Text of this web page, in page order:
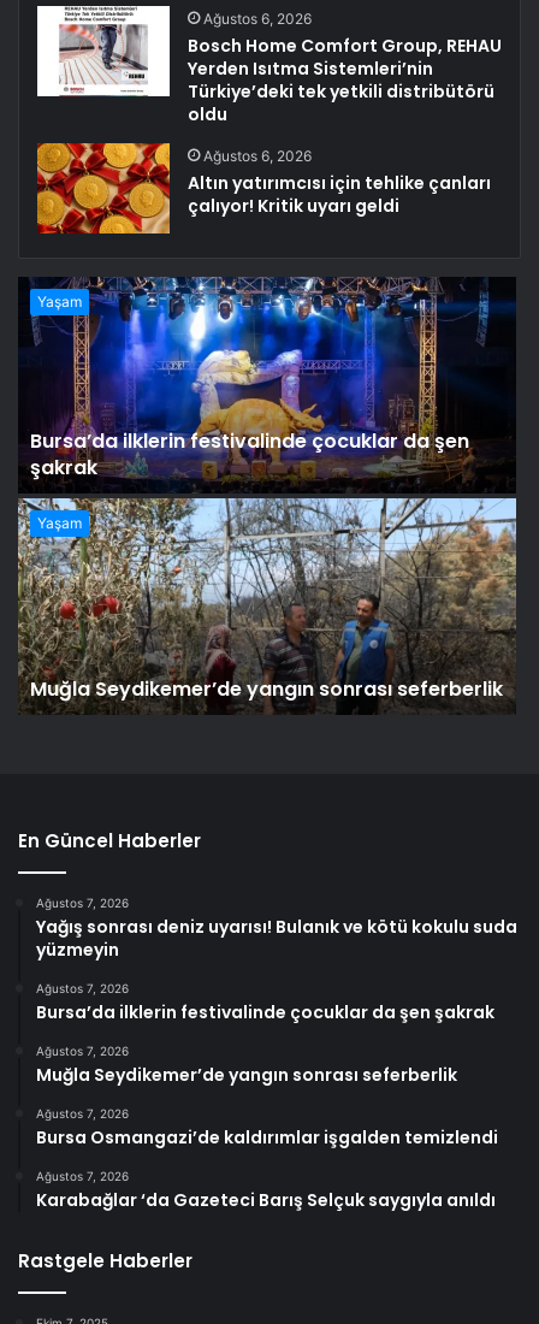
Ağustos 6, 2026
Bosch Home Comfort Group, REHAU
Yerden Isıtma Sistemleri’nin
Türkiye’deki tek yetkili distribütörü
oldu
Ağustos 6, 2026
Altın yatırımcısı için tehlike çanları
çalıyor! Kritik uyarı geldi
Yaşam
Bursa’da ilklerin festivalinde çocuklar da şen
şakrak
Yaşam
Muğla Seydikemer’de yangın sonrası seferberlik
En Güncel Haberler
Ağustos 7, 2026
Yağış sonrası deniz uyarısı! Bulanık ve kötü kokulu suda
yüzmeyin
Ağustos 7, 2026
Bursa’da ilklerin festivalinde çocuklar da şen şakrak
Ağustos 7, 2026
Muğla Seydikemer’de yangın sonrası seferberlik
Ağustos 7, 2026
Bursa Osmangazi’de kaldırımlar işgalden temizlendi
Ağustos 7, 2026
Karabağlar ‘da Gazeteci Barış Selçuk saygıyla anıldı
Rastgele Haberler